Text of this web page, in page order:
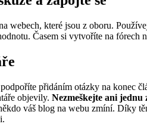
webech, které jsou z oboru.
Časem si vytvoříte na fórech
přidáním otázky na konec
objevily. Nezmeškejte ani jednu
váš blog na webu zmíní. Díky